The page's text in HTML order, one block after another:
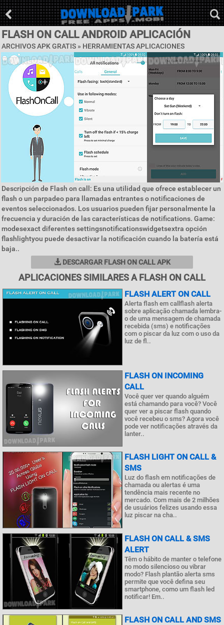
FLASH ON CALL ANDROID APLICACIÓN
ARCHIVOS APK GRATIS » HERRAMIENTAS APLICACIONES
Descripción de Flash on call: Es una utilidad que ofrece establecer un
flash o un parpadeo para llamadas entrantes o notificaciones de
eventos seleccionados. Los usuarios pueden fijar personalmente la
frecuencia y duración de las características de notifications. Game:
modesexact diferentes settingsnotificationswidgetsextra opción
flashlightyou puede desactivar la notificación cuando la batería está
baja..
DESCARGAR FLASH ON CALL APK
APLICACIONES SIMILARES A FLASH ON CALL
FLASH ALERT ON CALL
Alerta flash em callflash alerta
sobre aplicação chamada lembra-
o de uma mensagem de chamada
recebida (sms) e notificações
com o piscar da luz com o uso da
luz de fl..
FLASH ON INCOMING
CALL
Você quer ver quando alguém
está chamando para você? Você
quer ver a piscar flash quando
você recebeu o sms? Agora você
pode ver notificações através da
lanter..
FLASH LIGHT ON CALL &
SMS
Luz do flash em notificações de
chamada ou alertas é uma
tendência mais recente no
mercado. Com mais de 2 milhões
de usuários felizes usando essa
luz piscar na cha..
FLASH ON CALL & SMS
ALERT
Têm o hábito de manter o telefone
no modo silencioso ou vibrar
modo? Flash plantão alerta sms
permite que você defina seu
smartphone, como um flash led
notificar! Em..
FLASH ON CALL AND SMS